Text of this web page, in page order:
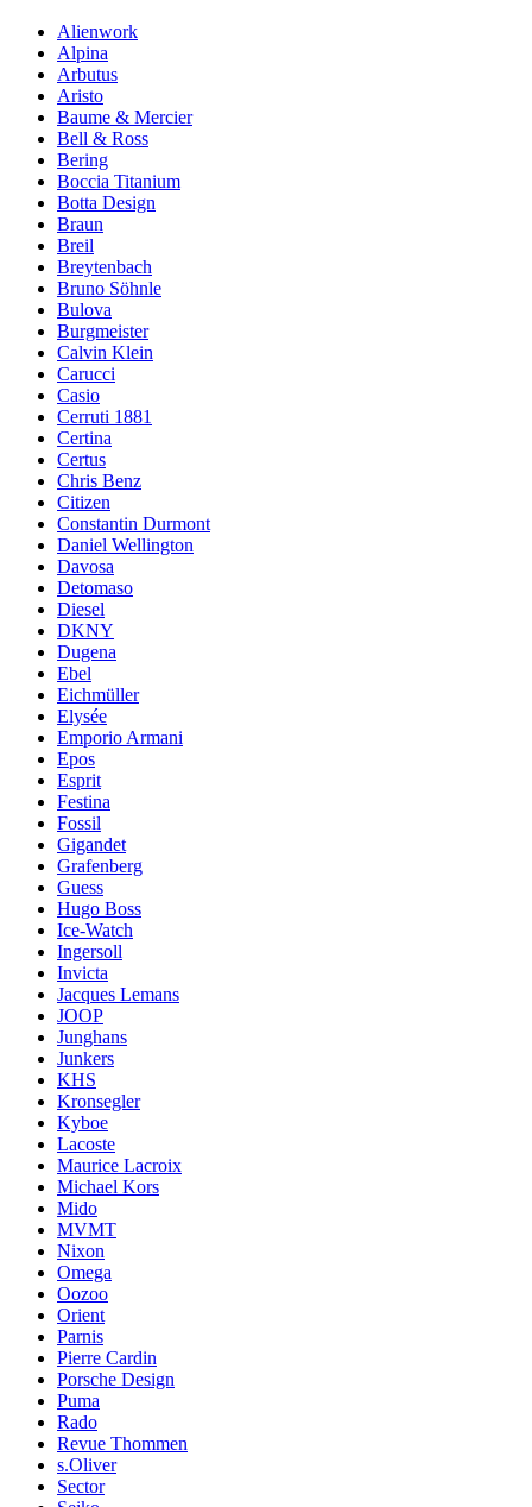
Alienwork
Alpina
Arbutus
Aristo
Baume & Mercier
Bell & Ross
Bering
Boccia Titanium
Botta Design
Braun
Breil
Breytenbach
Bruno Söhnle
Bulova
Burgmeister
Calvin Klein
Carucci
Casio
Cerruti 1881
Certina
Certus
Chris Benz
Citizen
Constantin Durmont
Daniel Wellington
Davosa
Detomaso
Diesel
DKNY
Dugena
Ebel
Eichmüller
Elysée
Emporio Armani
Epos
Esprit
Festina
Fossil
Gigandet
Grafenberg
Guess
Hugo Boss
Ice-Watch
Ingersoll
Invicta
Jacques Lemans
JOOP
Junghans
Junkers
KHS
Kronsegler
Kyboe
Lacoste
Maurice Lacroix
Michael Kors
Mido
MVMT
Nixon
Omega
Oozoo
Orient
Parnis
Pierre Cardin
Porsche Design
Puma
Rado
Revue Thommen
s.Oliver
Sector